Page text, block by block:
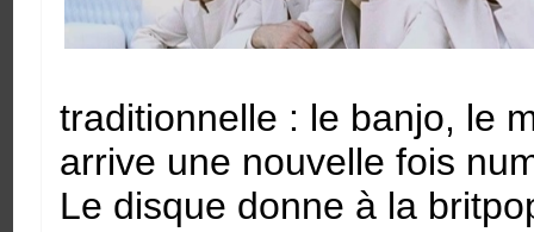
traditionnelle : le banjo, le
arrive une nouvelle fois
Le disque donne à la